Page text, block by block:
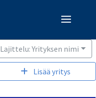
Lajittelu: Yrityksen nimi
Lisää yritys